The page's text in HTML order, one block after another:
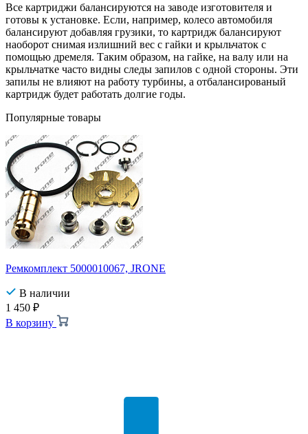
Все картриджи балансируются на заводе изготовителя и
готовы к установке. Если, например, колесо автомобиля
балансируют добавляя грузики, то картридж балансируют
наоборот снимая излишний вес с гайки и крыльчаток с
помощью дремеля. Таким образом, на гайке, на валу или на
крыльчатке часто видны следы запилов с одной стороны. Эти
запилы не влияют на работу турбины, а отбалансированый
картридж будет работать долгие годы.
Популярные товары
Ремкомплект 5000010067, JRONE
В наличии
1 450 ₽
В корзину